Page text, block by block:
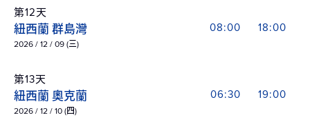
第12天
紐西蘭 群島灣
2026 / 12 / 09 (三)
08:00 18:00
第13天
紐西蘭 奧克蘭
2026 / 12 / 10 (四)
06:30 19:00